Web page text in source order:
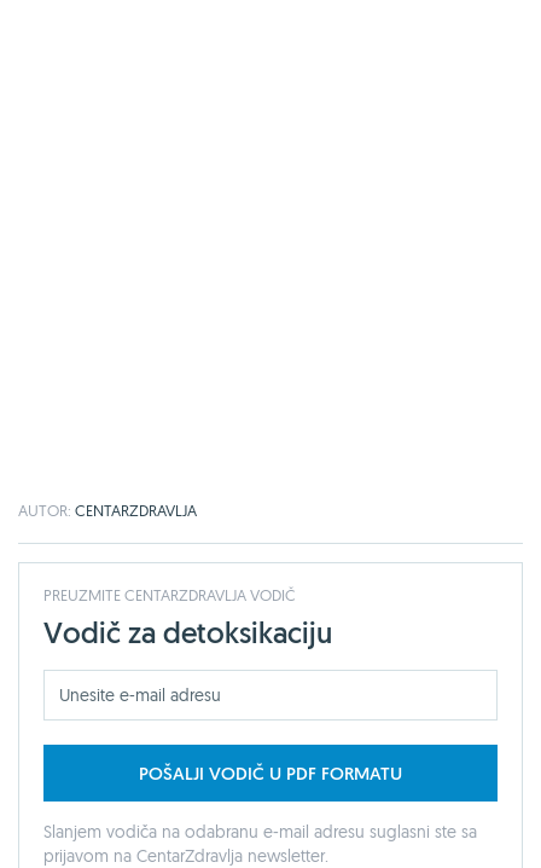
AUTOR: CENTARZDRAVLJA
PREUZMITE CENTARZDRAVLJA VODIČ
Vodič za detoksikaciju
POŠALJI VODIČ U PDF FORMATU
Slanjem vodiča na odabranu e-mail adresu suglasni ste sa
prijavom na CentarZdravlja newsletter.